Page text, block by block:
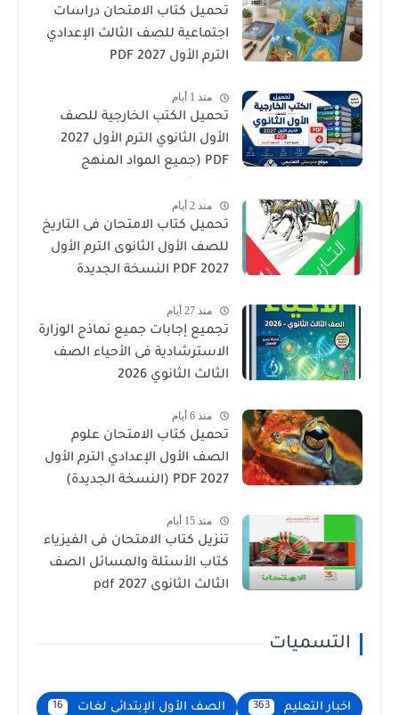
تحميل كتاب الامتحان دراسات
اجتماعية للصف الثالث الإعدادي
الترم الأول 2027 PDF
منذ 1 أيام
تحميل الكتب الخارجية للصف
الأول الثانوي الترم الأول 2027
PDF (جميع المواد المنهج
منذ 2 أيام
تحميل كتاب الامتحان فى التاريخ
للصف الأول الثانوى الترم الأول
2027 PDF النسخة الجديدة
منذ 27 أيام
تجميع إجابات جميع نماذج الوزارة
الاسترشادية فى الأحياء الصف
الثالث الثانوي 2026
منذ 6 أيام
تحميل كتاب الامتحان علوم
الصف الأول الإعدادي الترم الأول
2027 PDF (النسخة الجديدة)
منذ 15 أيام
تنزيل كتاب الامتحان فى الفيزياء
كتاب الأسئلة والمسائل الصف
الثالث الثانوى 2027 pdf
التسميات
اخبار التعليم 363 الصف الأول الإبتدائى لغات 16